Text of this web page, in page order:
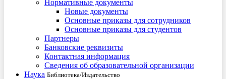
Нормативные документы
Новые документы
Основные приказы для сотрудников
Основные приказы для студентов
Партнеры
Банковские реквизиты
Контактная информация
Сведения об образовательной организации
Наука Библиотека/Издательство